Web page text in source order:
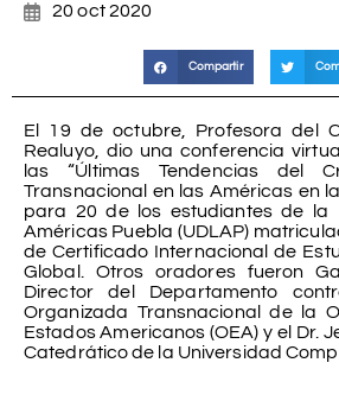
20 oct 2020
Compartir
El 19 de octubre, Profesora del
Realuyo, dio una conferencia
las “Últimas Tendencias del
Transnacional en las Américas en
para 20 de los estudiantes de la
Américas Puebla (UDLAP)
de Certificado Internacional de
Global. Otros oradores fueron
Director del Departamento
Organizada Transnacional de la
Estados Americanos (OEA) y el Dr.
Catedrático de la Universidad